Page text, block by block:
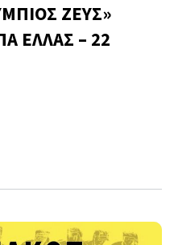
ΖΕΥΣ»
ΕΛΛΑΣ – 22